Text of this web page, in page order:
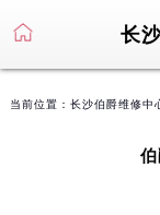
长
当前位置： 长沙伯爵维修中